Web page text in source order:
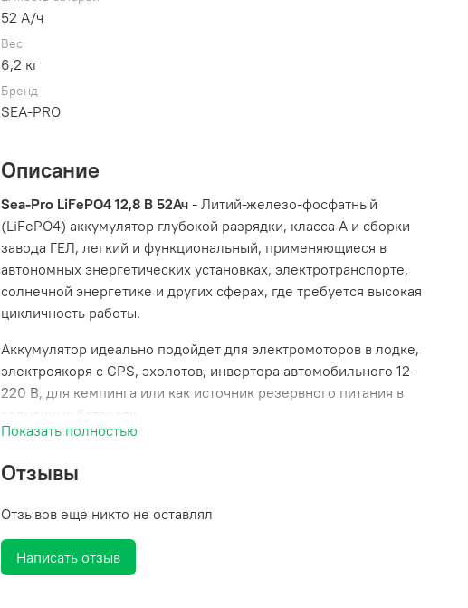
52 А/ч
Вес
6,2 кг
Бренд
SEA-PRO
Описание
Sea-Pro LiFePO4 12,8 В 52Ач - Литий-железо-фосфатный
(LiFePO4) аккумулятор глубокой разрядки, класса А и сборки
завода ГЕЛ, легкий и функциональный, применяющиеся в
автономных энергетических установках, электротранспорте,
солнечной энергетике и других сферах, где требуется высокая
цикличность работы.
Аккумулятор идеально подойдет для электромоторов в лодке,
электроякоря с GPS, эхолотов, инвертора автомобильного 12-
220 В, для кемпинга или как источник резервного питания в
солнечных батареях.
измеряет оставшуюся емкость аккумулятора, ток разряда и
время до полного разряда аккумулятора.
Батареи обладают классом защиты IP66, допустимо попадание
струи воды или эксплуатация под дождём.
Показать полностью
Отзывы
Отзывов еще никто не оставлял
Написать отзыв